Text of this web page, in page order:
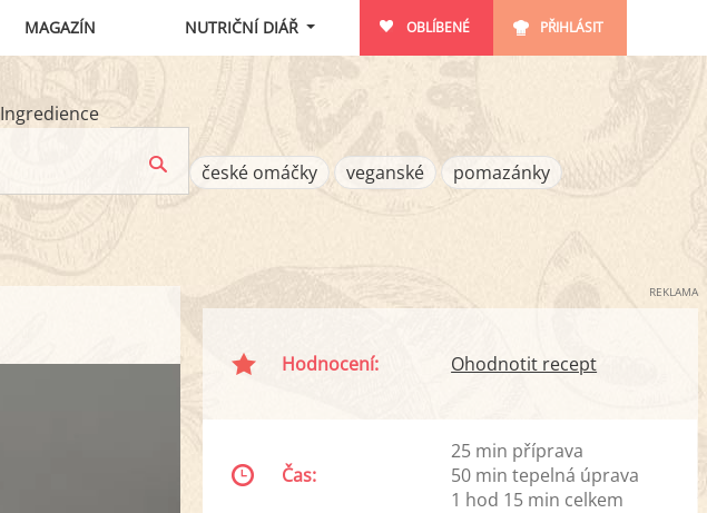
MAGAZÍN NUTRIČNÍ DIÁŘ OBLÍBENÉ PŘIHLÁSIT
Ingredience
české omáčky veganské pomazánky
REKLAMA
Hodnocení: Ohodnotit recept
Čas:
25 min příprava
50 min tepelná úprava
1 hod 15 min celkem